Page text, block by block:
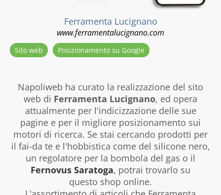
Ferramenta Lucignano
www.ferramentalucignano.com
Sito web Posizionamento su Google
Napoliweb ha curato la realizzazione del sito
web di Ferramenta Lucignano, ed opera
attualmente per l'indicizzazione delle sue
pagine e per il migliore posizionamento sui
motori di ricerca. Se stai cercando prodotti per
il fai-da te e l'hobbistica come del silicone nero,
un regolatore per la bombola del gas o il
Fernovus Saratoga, potrai trovarlo su
questo shop online.